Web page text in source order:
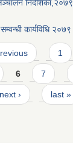
निर्देशिका,२०७९
कार्यविधि २०७९
1
6 7
next › last »